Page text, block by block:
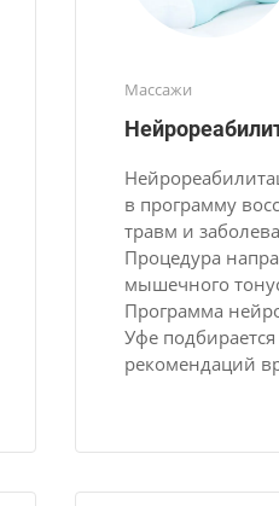
Массажи
в программу
травм и
Процедура
мышечного
Программа
Уфе
рекомендаций